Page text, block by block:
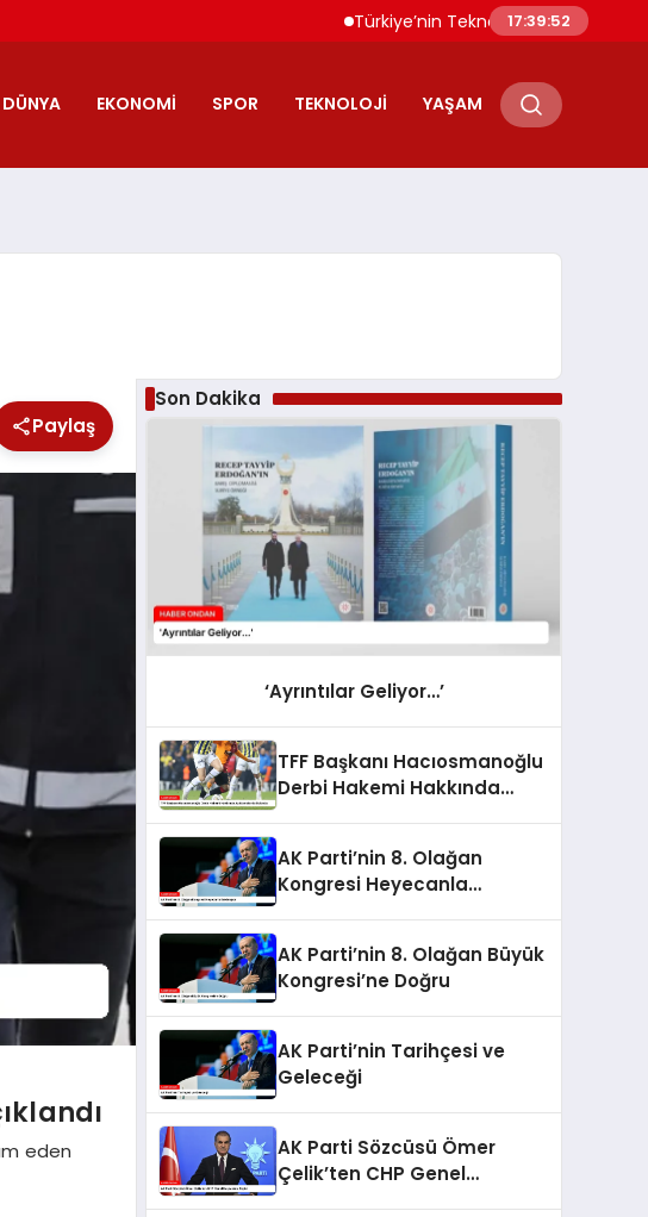
Türkiye’nin Teknoloji Odaklı İhracatı 56
17:39:53
DÜNYA EKONOMI SPOR TEKNOLOJI YAŞAM
Paylaş
eden
Son Dakika
‘Ayrıntılar Geliyor…’
TFF Başkanı Hacıosmanoğlu
Derbi Hakemi Hakkında
AK Parti’nin 8. Olağan
Kongresi Heyecanla
AK Parti’nin 8. Olağan Büyük
Kongresi’ne Doğru
AK Parti’nin Tarihçesi ve
Geleceği
AK Parti Sözcüsü Ömer
Çelik’ten CHP Genel